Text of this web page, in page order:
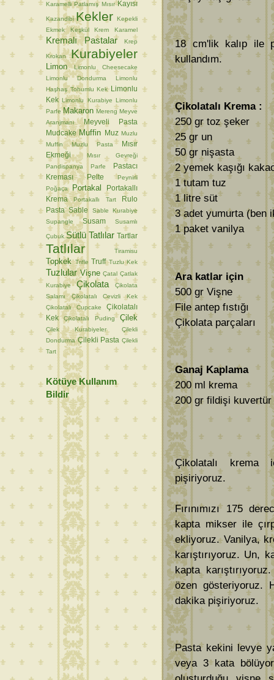
18 cm'lik kalıp ile
kullandım.
Çikolatalı Krema :
250 gr toz şeker
25 gr un
50 gr nişasta
2 yemek kaşığı
1 tutam tuz
1 litre süt
3 adet yumurta (ben
1 paket vanilya
Ara katlar için
500 gr Vişne
File antep fıstığı
Çikolata parçaları
Ganaj Kaplama
200 ml krema
200 gr fildişi
Çikolatalı krema
pişiriyoruz.
Fırınımızı 175
kapta mikser ile
ekliyoruz. Vanilya,
karıştırıyoruz. Un,
kapta
özen gösteriyoruz.
dakika pişiriyoruz.
Pasta kekini levye
veya 3 kata
Karamelli Patlamış Mısır Kayısı
Kazandibi Kekler Kepekli
Ekmek
Keşkül Krem Karamel
Kremalı Pastalar Krep
Krokan Kurabiyeler
Limon
Limonlu Cheesecake
Limonlu Dondurma
Limonlu
Haşhaş Tohumlu Kek
Limonlu
Kek Limonlu Kurabiye Limonlu
Parfe Makaron Mereng Meyve
Aranjmanı
Meyveli Pasta
Mudcake Muffin Muz Muzlu
Muffin
Muzlu Pasta
Mısır
Ekmeği
Mısır Gevreği
Pandispanya
Parfe
Pastacı
Kreması
Pelte
Peynirli
Poğaça
Portakal
Portakallı
Krema
Portakallı Tart
Rulo
Pasta Sable
Sable Kurabiye
Supangle
Susam Susamlı
Çubuk Sütlü Tatlılar Tartlar
Tatlılar Tiramisu
Topkek Trifle Truff Tuzlu Kek
Tuzlular Vişne Çatal Çatlak
Kurabiye
Çikolata
Çikolata
Salamı
Çikolatalı Cevizli Kek
Çikolatalı Cupcake
Çikolatalı
Kek
Çikolatalı Puding Çilek
Çilek Kurabiyeler
Çilekli
Dondurma Çilekli Pasta Çilekli
Tart
Kötüye Kullanım
Bildir